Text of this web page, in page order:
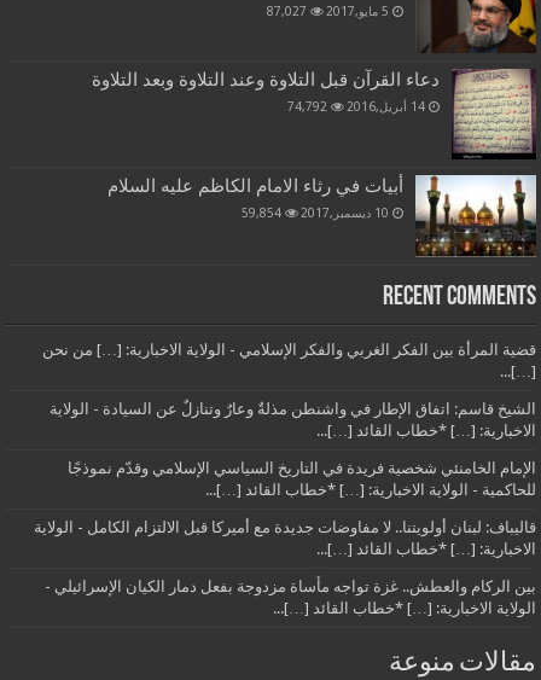
5 مايو,2017 87,027
دعاء القرآن قبل التلاوة وعند التلاوة وبعد التلاوة
14 أبريل,2016 74,792
أبيات في رثاء الامام الكاظم عليه السلام
10 ديسمبر,2017 59,854
Recent Comments
قضية المرأة بين الفكر الغربي والفكر الإسلامي - الولاية الاخبارية: […] من نحن
[…]...
الشيخ قاسم: اتفاق الإطار في واشنطن مذلةٌ وعارٌ وتنازلٌ عن السيادة - الولاية
الاخبارية: […] *خطاب القائد […]...
الإمام الخامنئي شخصية فريدة في التاريخ السياسي الإسلامي وقدّم نموذجًا
للحاكمية - الولاية الاخبارية: […] *خطاب القائد […]...
قاليباف: لبنان أولويتنا.. لا مفاوضات جديدة مع أميركا قبل الالتزام الكامل - الولاية
الاخبارية: […] *خطاب القائد […]...
بين الركام والعطش.. غزة تواجه مأساة مزدوجة بفعل دمار الكيان الإسرائيلي -
الولاية الاخبارية: […] *خطاب القائد […]...
مقالات منوعة